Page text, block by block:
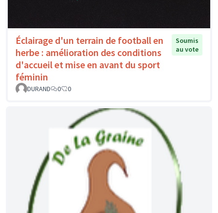
Éclairage d'un terrain de football en
herbe : amélioration des conditions
d'accueil et mise en avant du sport
féminin
Soumis
au vote
DURAND 0 0